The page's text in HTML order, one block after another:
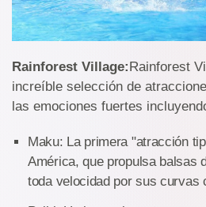
Rainforest Village: Rainforest
increíble selección de
las emociones fuertes
Maku: La primera "atracción
América, que propulsa balsas
toda velocidad por sus curvas